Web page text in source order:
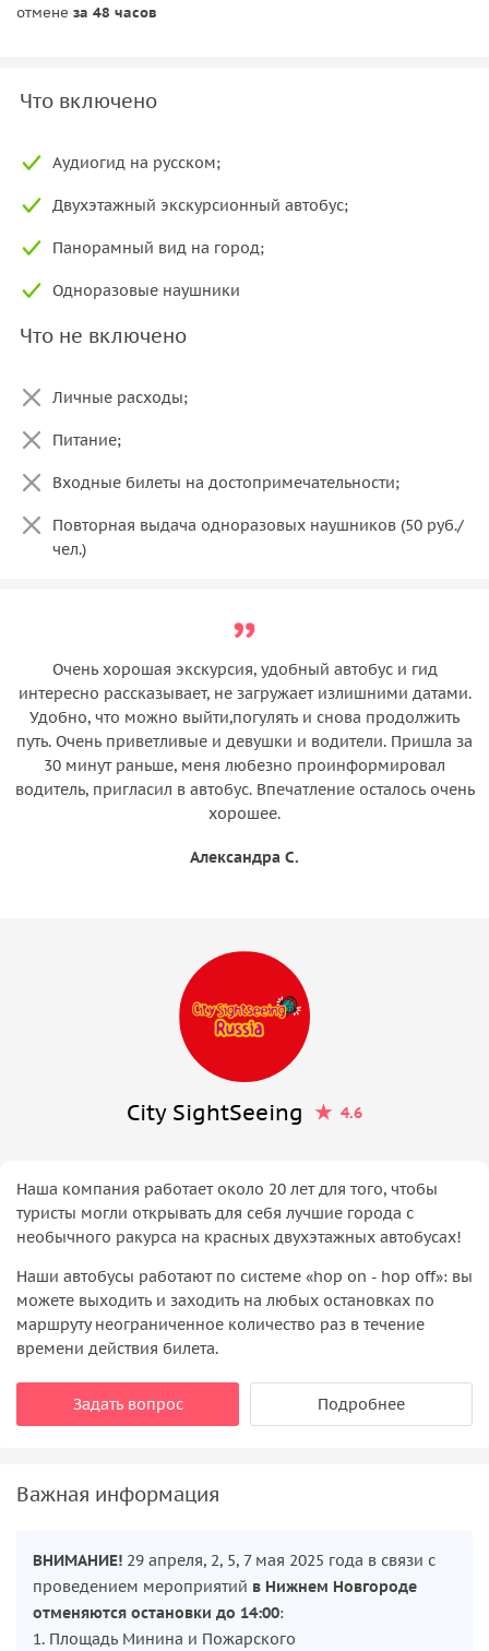
отмене за 48 часов
Что включено
Аудиогид на русском;
Двухэтажный экскурсионный автобус;
Панорамный вид на город;
Одноразовые наушники
Что не включено
Личные расходы;
Питание;
Входные билеты на достопримечательности;
Повторная выдача одноразовых наушников (50 руб./
чел.)
Очень хорошая экскурсия, удобный автобус и гид
интересно рассказывает, не загружает излишними датами.
Удобно, что можно выйти,погулять и снова продолжить
путь. Очень приветливые и девушки и водители. Пришла за
30 минут раньше, меня любезно проинформировал
водитель, пригласил в автобус. Впечатление осталось очень
хорошее.
Александра С.
City SightSeeing 4.6
Наша компания работает около 20 лет для того, чтобы
туристы могли открывать для себя лучшие города с
необычного ракурса на красных двухэтажных автобусах!
Наши автобусы работают по системе «hop on - hop off»: вы
можете выходить и заходить на любых остановках по
маршруту неограниченное количество раз в течение
времени действия билета.
Задать вопрос Подробнее
Важная информация
ВНИМАНИЕ! 29 апреля, 2, 5, 7 мая 2025 года в связи с
проведением мероприятий в Нижнем Новгороде
отменяются остановки до 14:00:
1. Площадь Минина и Пожарского